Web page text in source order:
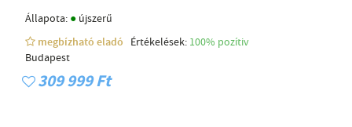
Állapota: ● újszerű
megbízható eladó
Értékelések: 100% pozítiv
Budapest
309 999 Ft